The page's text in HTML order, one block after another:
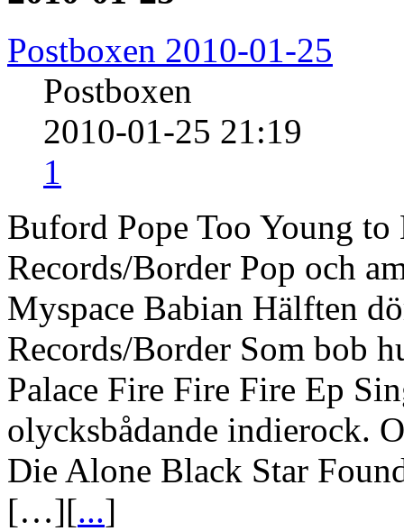
Postboxen 2010-01-25
Postboxen
2010-01-25 21:19
1
Buford Pope Too Young
Records/Border Pop och
Myspace Babian Hälften
Records/Border Som bob
Palace Fire Fire Fire Ep
olycksbådande indierock.
Die Alone Black Star
[…][...]